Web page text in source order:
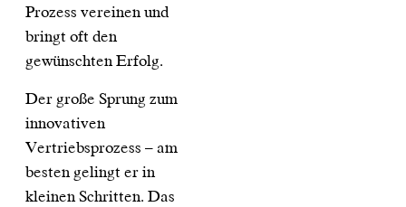
Prozess vereinen und
bringt oft den
gewünschten Erfolg.
Der große Sprung zum
innovativen
Vertriebsprozess – am
besten gelingt er in
kleinen Schritten. Das